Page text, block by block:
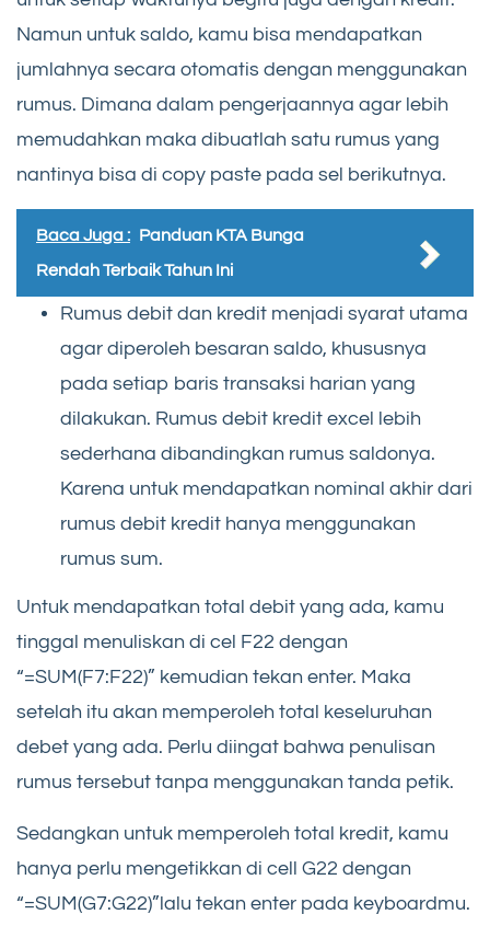
Namun untuk saldo, kamu bisa mendapatkan
jumlahnya secara otomatis dengan menggunakan
rumus. Dimana dalam pengerjaannya agar lebih
memudahkan maka dibuatlah satu rumus yang
nantinya bisa di copy paste pada sel berikutnya.
Baca Juga : Panduan KTA Bunga
Rendah Terbaik Tahun Ini
Rumus debit dan kredit menjadi syarat utama
agar diperoleh besaran saldo, khususnya
pada setiap baris transaksi harian yang
dilakukan. Rumus debit kredit excel lebih
sederhana dibandingkan rumus saldonya.
Karena untuk mendapatkan nominal akhir dari
rumus debit kredit hanya menggunakan
rumus sum.
Untuk mendapatkan total debit yang ada, kamu
tinggal menuliskan di cel F22 dengan
“=SUM(F7:F22)” kemudian tekan enter. Maka
setelah itu akan memperoleh total keseluruhan
debet yang ada. Perlu diingat bahwa penulisan
rumus tersebut tanpa menggunakan tanda petik.
Sedangkan untuk memperoleh total kredit, kamu
hanya perlu mengetikkan di cell G22 dengan
“=SUM(G7:G22)”lalu tekan enter pada keyboardmu.